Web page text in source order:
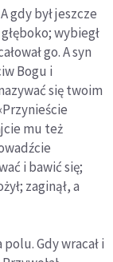
gdy był jeszcze
wybiegł
go. A syn
Bogu i
się twoim
mu też
i bawić się;
zaginął, a
Gdy wracał i